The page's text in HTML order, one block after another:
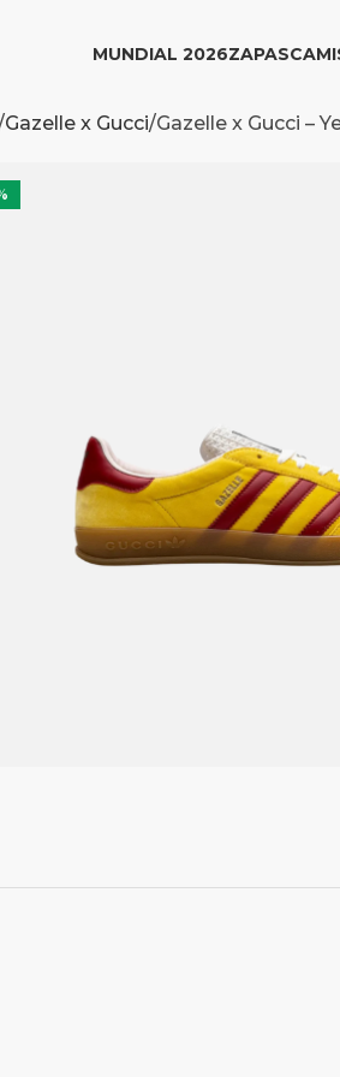
MUNDIAL 2026ZAPAS
Gazelle x Gucci Gazelle x Gucci –